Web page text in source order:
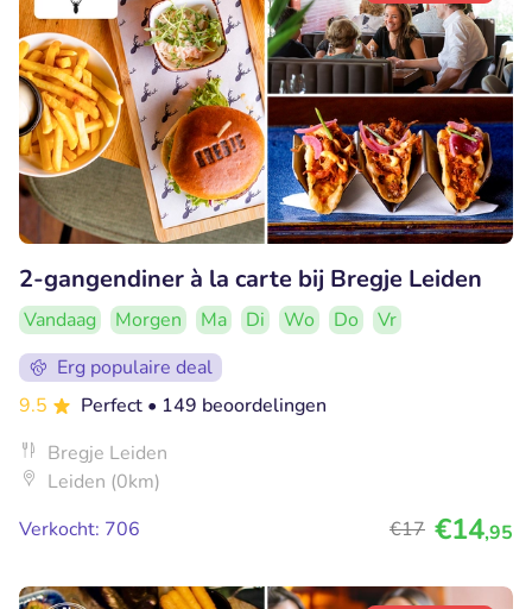
2-gangendiner à la carte bij Bregje Leiden
Vandaag Morgen Ma Di Wo Do
Vr
Erg populaire deal
9.5
Perfect • 149 beoordelingen
Bregje Leiden
Leiden (0km)
Verkocht: 706
€17 €14,95